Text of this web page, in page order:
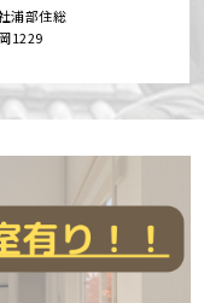
浦部住総
1229